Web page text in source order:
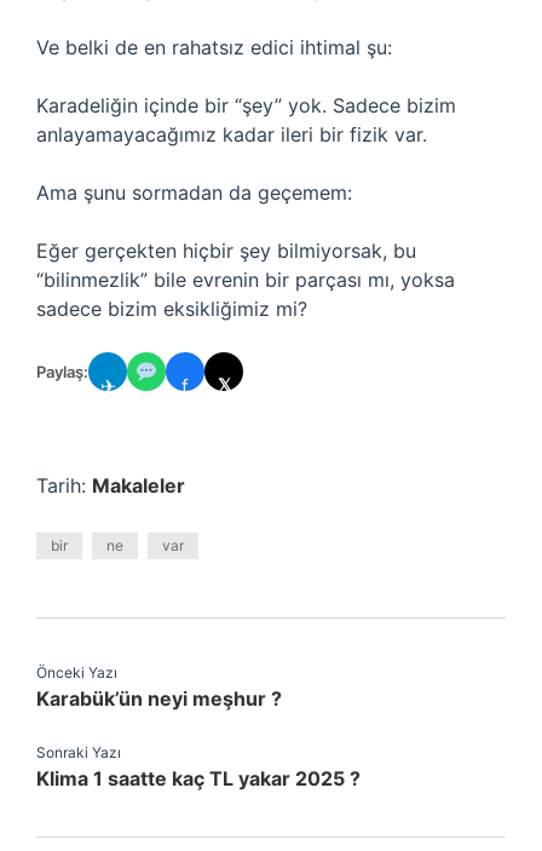
Ve belki de en rahatsız edici ihtimal şu:
Karadeliğin içinde bir “şey” yok. Sadece bizim
anlayamayacağımız kadar ileri bir fizik var.
Ama şunu sormadan da geçemem:
Eğer gerçekten hiçbir şey bilmiyorsak, bu
“bilinmezlik” bile evrenin bir parçası mı, yoksa
sadece bizim eksikliğimiz mi?
Paylaş:
✈ f 𝕏
Tarih: Makaleler
bir ne var
Önceki Yazı
Karabük’ün neyi meşhur ?
Sonraki Yazı
Klima 1 saatte kaç TL yakar 2025 ?